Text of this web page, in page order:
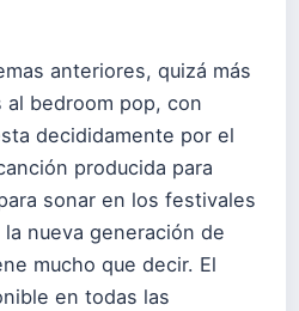
anteriores, quizá más
bedroom pop, con
decididamente por el
producida para
sonar en los festivales
nueva generación de
mucho que decir. El
en todas las